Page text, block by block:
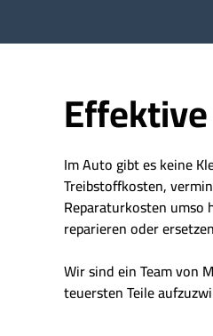
Im Auto gibt es keine
Treibstoffkosten,
Reparaturkosten umso
reparieren oder
Wir sind ein Team von
teuersten Teile